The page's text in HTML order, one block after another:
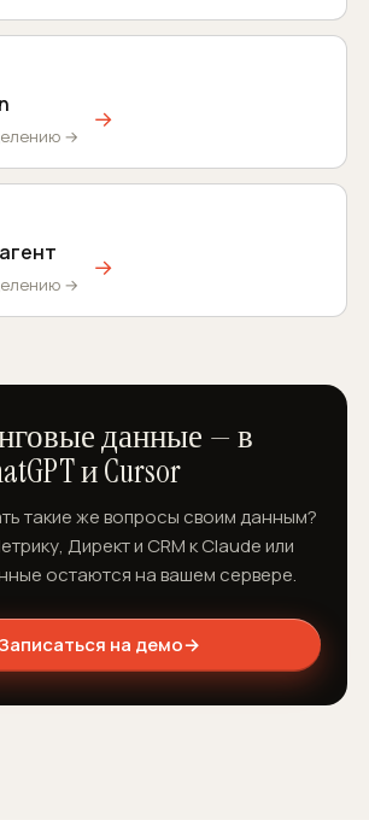
→
→
→
→
данные — в
и Cursor
такие же вопросы своим данным?
Директ и CRM к Claude или
остаются на вашем сервере.
Записаться на демо→